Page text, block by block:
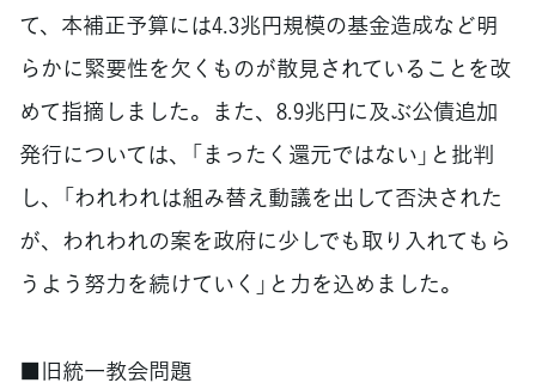
て、本補正予算には4.3兆円規模の基金造成など明
らかに緊要性を欠くものが散見されていることを改
めて指摘しました。また、8.9兆円に及ぶ公債追加
発行については、「まったく還元ではない」と批判
し、「われわれは組み替え動議を出して否決された
が、われわれの案を政府に少しでも取り入れてもら
うよう努力を続けていく」と力を込めました。
■旧統一教会問題